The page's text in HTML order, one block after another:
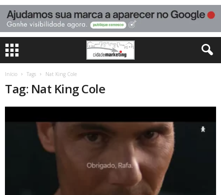
Início Tags Nat King Cole
Tag: Nat King Cole